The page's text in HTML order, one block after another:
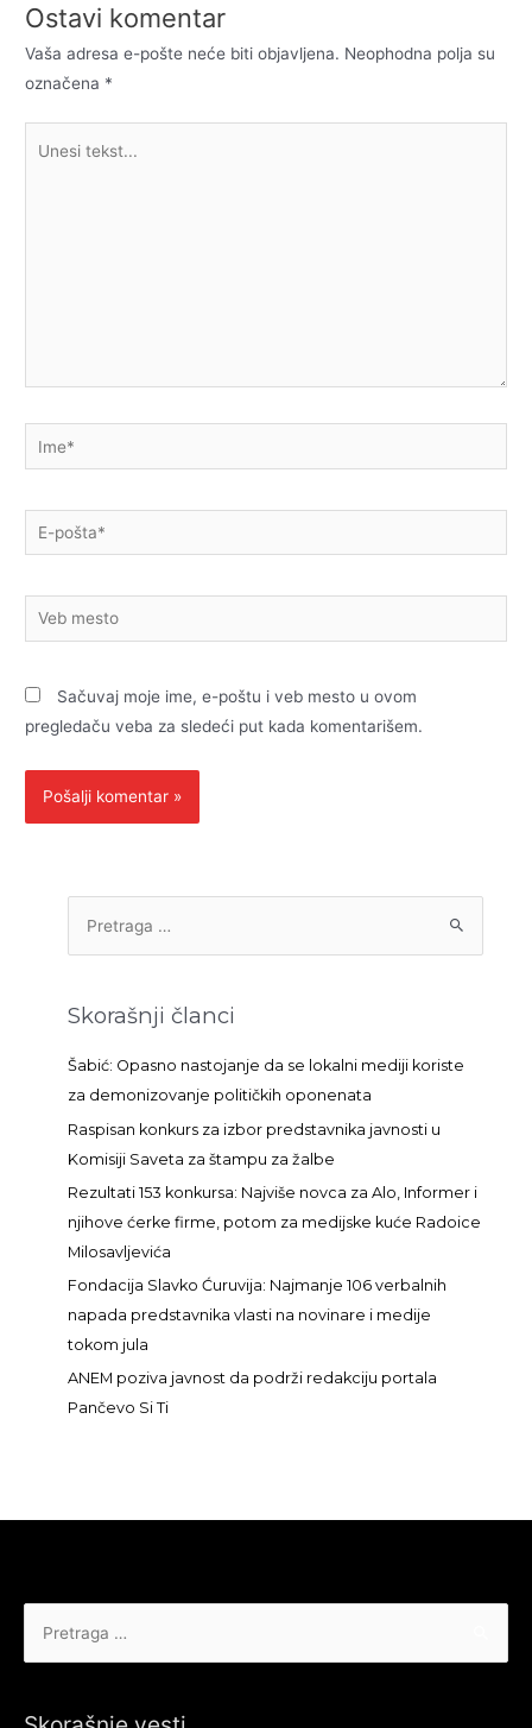
Ostavi komentar
Vaša adresa e-pošte neće biti objavljena. Neophodna polja su
označena *
Ime*
E-
pošta*
Veb
mesto
Sačuvaj moje ime, e-poštu i veb mesto u ovom
pregledaču veba za sledeći put kada komentarišem.
r
a
Skorašnji članci
Šabić: Opasno nastojanje da se lokalni mediji koriste
za demonizovanje političkih oponenata
Raspisan konkurs za izbor predstavnika javnosti u
Komisiji Saveta za štampu za žalbe
Rezultati 153 konkursa: Najviše novca za Alo, Informer i
njihove ćerke firme, potom za medijske kuće Radoice
Milosavljevića
Fondacija Slavko Ćuruvija: Najmanje 106 verbalnih
napada predstavnika vlasti na novinare i medije
tokom jula
ANEM poziva javnost da podrži redakciju portala
Pančevo Si Ti